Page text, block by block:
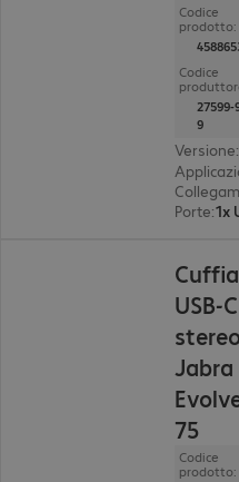
Codice
prodotto:
Codice
27599-
9
Versione:
Porte:
Cuffia
USB-C
Jabra
75
Codice
prodotto: